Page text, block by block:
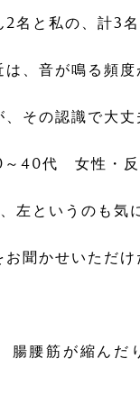
名と私の、計3名
、音が鳴る頻
その認識で大丈
40代 女性・反
左というのも気
聞かせいただ
腰筋が縮んだ